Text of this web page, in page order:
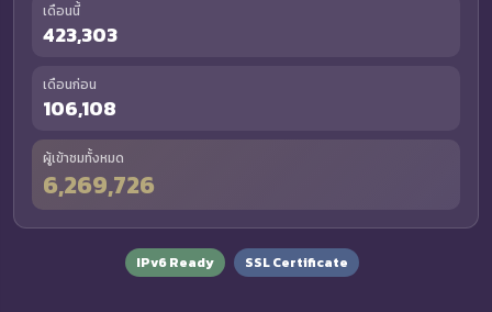
เดือนนี้
423,303
เดือนก่อน
106,108
ผู้เข้าชมทั้งหมด
6,269,726
IPv6 Ready SSL Certificate